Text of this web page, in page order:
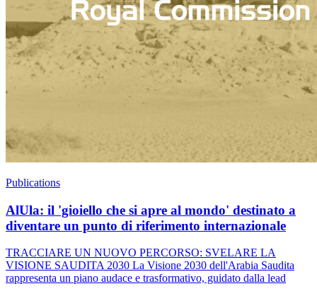
Publications
AlUla: il 'gioiello che si apre al mondo' destinato a
diventare un punto di riferimento internazionale
TRACCIARE UN NUOVO PERCORSO: SVELARE LA
VISIONE SAUDITA 2030 La Visione 2030 dell'Arabia Saudita
rappresenta un piano audace e trasformativo, guidato dalla lead